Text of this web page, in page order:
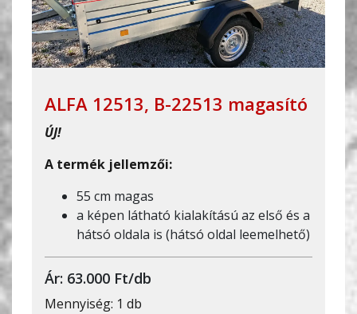
ALFA 12513, B-22513 magasító
ÚJ!
A termék jellemzői:
55 cm magas
a képen látható kialakítású az első és a
hátsó oldala is (hátsó oldal leemelhető)
Ár: 63.000 Ft/db
Mennyiség: 1 db